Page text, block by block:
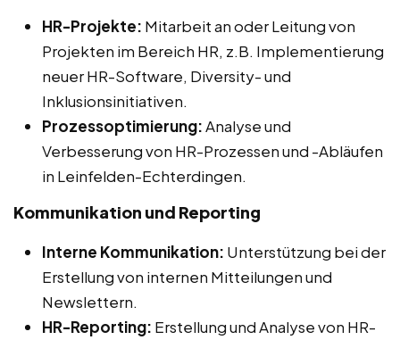
HR-Projekte: Mitarbeit an oder Leitung von
Projekten im Bereich HR, z.B. Implementierung
neuer HR-Software, Diversity- und
Inklusionsinitiativen.
Prozessoptimierung:Analyse und
Verbesserung von HR-Prozessen und -Abläufen
in Leinfelden-Echterdingen.
Kommunikation und Reporting
Interne Kommunikation: Unterstützung bei der
Erstellung von internen Mitteilungen und
Newslettern.
HR-Reporting: Erstellung und Analyse von HR-